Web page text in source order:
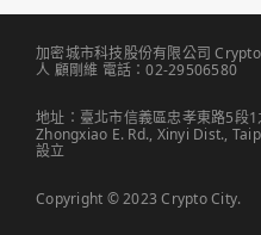
加密城市科技股份有限公司
人 顧剛維 電話：02-29506580
地址：臺北市信義區忠孝東路5段
Zhongxiao E. Rd., Xinyi Dist.,
設立
Copyright © 2023 Crypto City.